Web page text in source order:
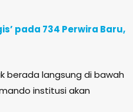
pada 734 Perwira Baru,
berada langsung di bawah
institusi akan